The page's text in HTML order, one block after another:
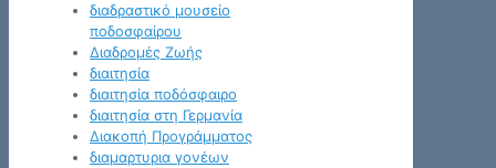
διαδραστικό μουσείο
ποδοσφαίρου
Διαδρομές Ζωής
διαιτησία
διαιτησία ποδόσφαιρο
διαιτησία στη Γερμανία
Διακοπή Προγράμματος
διαμαρτυρια γονέων